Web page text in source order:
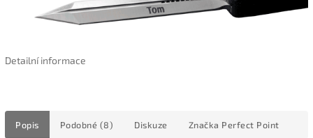
Detailní informace
Popis Podobné (8) Diskuze Značka Perfect Point